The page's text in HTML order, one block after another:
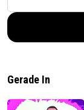
Gerade In